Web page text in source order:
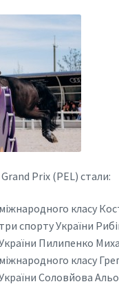
Prix (PEL) стали:
класу
спорту України
Пилипенко
класу
Соловйова